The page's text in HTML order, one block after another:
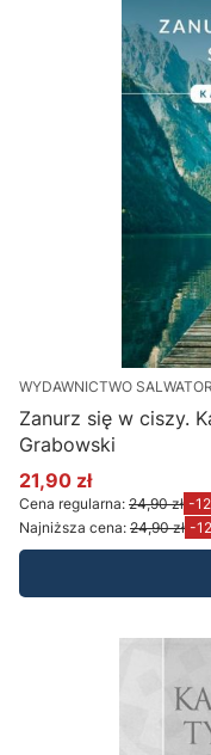
WYDAWNICTWO SALWATOR
Zanurz się w ciszy.
Grabowski
Cena promocyjna
21,90 zł
Cena regularna: 24,90 zł -
Najniższa cena: 24,90 zł -